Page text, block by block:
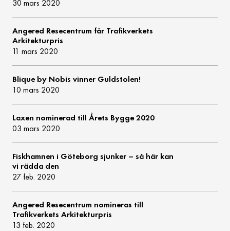
30 mars 2020
Angered Resecentrum får Trafikverkets
Arkitekturpris
11 mars 2020
Blique by Nobis vinner Guldstolen!
10 mars 2020
Laxen nominerad till Årets Bygge 2020
03 mars 2020
Fiskhamnen i Göteborg sjunker – så här kan
vi rädda den
27 feb. 2020
Angered Resecentrum nomineras till
Trafikverkets Arkitekturpris
13 feb. 2020